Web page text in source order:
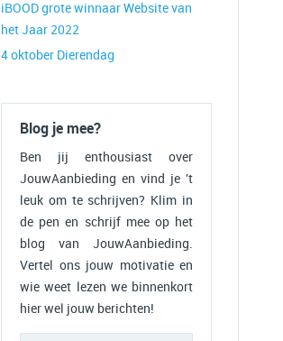
iBOOD grote winnaar Website van
het Jaar 2022
4 oktober Dierendag
Blog je mee?
Ben jij enthousiast over
JouwAanbieding en vind je 't
leuk om te schrijven? Klim in
de pen en schrijf mee op het
blog van JouwAanbieding.
Vertel ons jouw motivatie en
wie weet lezen we binnenkort
hier wel jouw berichten!